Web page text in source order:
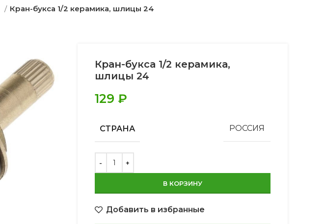
Кран-букса 1/2 керамика, шлицы 24
Кран-букса 1/2 керамика,
шлицы 24
129 ₽
СТРАНА РОССИЯ
В КОРЗИНУ
Добавить в избранные